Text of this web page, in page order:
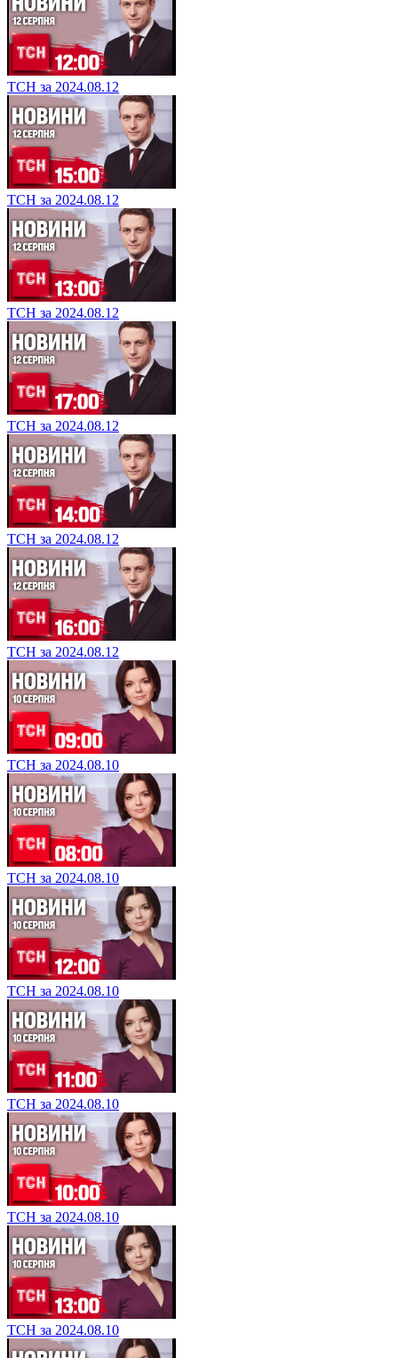
ТСН за 2024.08.12
ТСН за 2024.08.12
ТСН за 2024.08.12
ТСН за 2024.08.12
ТСН за 2024.08.12
ТСН за 2024.08.12
ТСН за 2024.08.10
ТСН за 2024.08.10
ТСН за 2024.08.10
ТСН за 2024.08.10
ТСН за 2024.08.10
ТСН за 2024.08.10